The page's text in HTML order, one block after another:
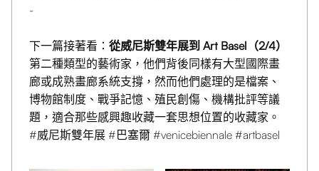
-
下一篇接著看： 從威尼斯雙年展到 Art Basel（2/4）
第二種類型的藝術家，他們背後同樣有大型國際畫
廊或成熟畫廊系統支撐，然而他們處理的是檔案、
博物館制度、戰爭記憶、殖民創傷、機構批評等議
題，適合那些感興趣收藏一套思想位置的收藏家。
#威尼斯雙年展 #巴塞爾 #venicebiennale #artbasel